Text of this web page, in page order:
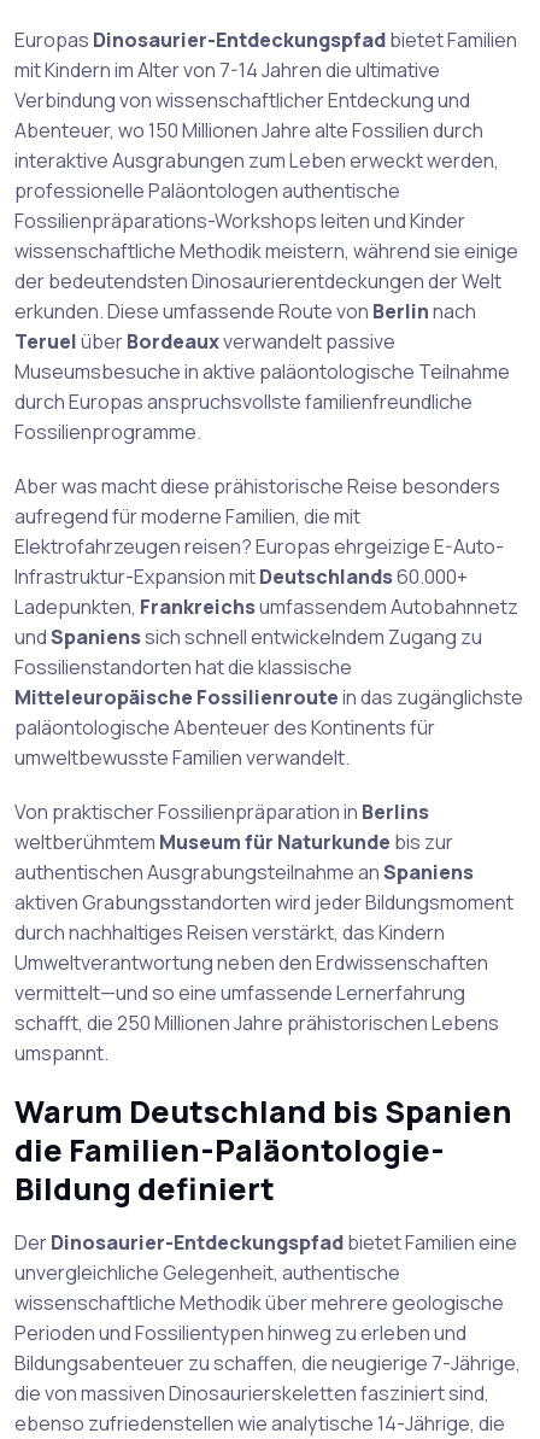
Europas Dinosaurier-Entdeckungspfadbietet Familien
mit Kindern im Alter von 7-14 Jahren die ultimative
Verbindung von wissenschaftlicher Entdeckung und
Abenteuer, wo 150 Millionen Jahre alte Fossilien durch
interaktive Ausgrabungen zum Leben erweckt werden,
professionelle Paläontologen authentische
Fossilienpräparations-Workshops leiten und Kinder
wissenschaftliche Methodik meistern, während sie einige
der bedeutendsten Dinosaurierentdeckungen der Welt
erkunden. Diese umfassende Route von Berlinnach
TeruelüberBordeauxverwandelt passive
Museumsbesuche in aktive paläontologische Teilnahme
durch Europas anspruchsvollste familienfreundliche
Fossilienprogramme.
Aber was macht diese prähistorische Reise besonders
aufregend für moderne Familien, die mit
Elektrofahrzeugen reisen? Europas ehrgeizige E-Auto-
Infrastruktur-Expansion mitDeutschlands60.000+
Ladepunkten, Frankreichsumfassendem Autobahnnetz
undSpanienssich schnell entwickelndem Zugang zu
Fossilienstandorten hat die klassische
Mitteleuropäische Fossilienroutein das zugänglichste
paläontologische Abenteuer des Kontinents für
umweltbewusste Familien verwandelt.
Von praktischer Fossilienpräparation in Berlins
weltberühmtem Museum für Naturkunde bis zur
authentischen Ausgrabungsteilnahme anSpaniens
aktiven Grabungsstandorten wird jeder Bildungsmoment
durch nachhaltiges Reisen verstärkt, das Kindern
Umweltverantwortung neben den Erdwissenschaften
vermittelt—und so eine umfassende Lernerfahrung
schafft, die 250 Millionen Jahre prähistorischen Lebens
umspannt.
Warum Deutschland bis Spanien
die Familien-Paläontologie-
Bildung definiert
DerDinosaurier-Entdeckungspfadbietet Familien eine
unvergleichliche Gelegenheit, authentische
wissenschaftliche Methodik über mehrere geologische
Perioden und Fossilientypen hinweg zu erleben und
Bildungsabenteuer zu schaffen, die neugierige 7-Jährige,
die von massiven Dinosaurierskeletten fasziniert sind,
ebenso zufriedenstellen wie analytische 14-Jährige, die